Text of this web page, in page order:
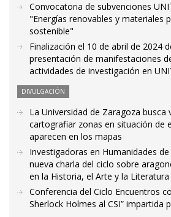
Convocatoria de subvenciones
"Energías renovables y materiales
sostenible"
Finalización el 10 de abril de 2024
presentación de manifestaciones
actividades de investigación en
DIVULGACIÓN
La Universidad de Zaragoza busca
cartografiar zonas en situación de
aparecen en los mapas
Investigadoras en Humanidades
nueva charla del ciclo sobre
en la Historia, el Arte y la Literatura
Conferencia del Ciclo Encuentros
Sherlock Holmes al CSI” impartida